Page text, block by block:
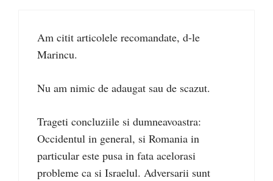
Am citit articolele recomandate, d-le
Marincu.
Nu am nimic de adaugat sau de scazut.
Trageti concluziile si dumneavoastra:
Occidentul in general, si Romania in
particular este pusa in fata acelorasi
probleme ca si Israelul. Adversarii sunt